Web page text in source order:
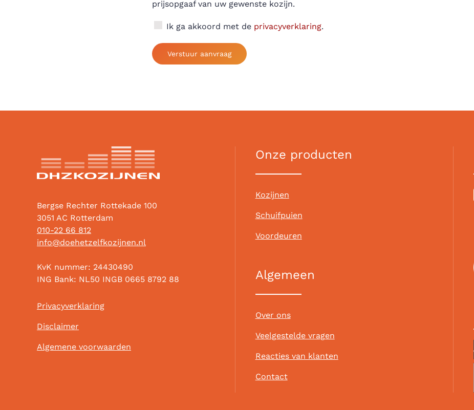
prijsopgaaf van uw gewenste kozijn.
Ik ga akkoord met de privacyverklaring.
Verstuur aanvraag
Bergse Rechter Rottekade 100
3051 AC Rotterdam
010-22 66 812
info@doehetzelfkozijnen.nl
KvK nummer: 24430490
ING Bank: NL50 INGB 0665 8792 88
Privacyverklaring
Disclaimer
Algemene voorwaarden
Onze producten
Kozijnen
Schuifpuien
Voordeuren
Algemeen
Over ons
Veelgestelde vragen
Reacties van klanten
Contact